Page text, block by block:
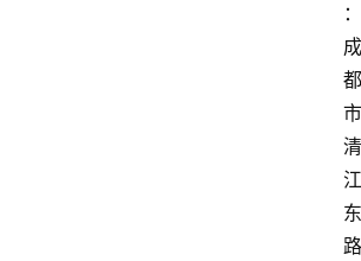
：
成
都
市
清
江
东
路